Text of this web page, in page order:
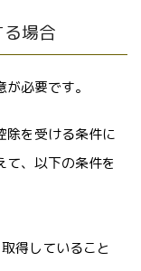
場合
必要です。
除を受ける条件に
て、以下の条件を
得していること